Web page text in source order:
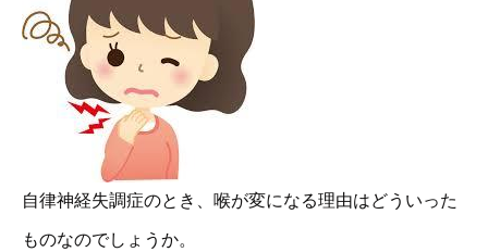
自律神経失調症のとき、喉が変になる理由はどういった
ものなのでしょうか。